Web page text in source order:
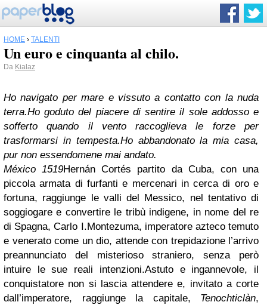
HOME › TALENTI
Un euro e cinquanta al chilo.
Da Kialaz
Ho navigato per mare e vissuto a contatto con la nuda
terra.Ho goduto del piacere di sentire il sole addosso e
sofferto quando il vento raccoglieva le forze per
trasformarsi in tempesta.Ho abbandonato la mia casa,
pur non essendomene mai andato.
México 1519Hernán Cortés partito da Cuba, con una
piccola armata di furfanti e mercenari in cerca di oro e
fortuna, raggiunge le valli del Messico, nel tentativo di
soggiogare e convertire le tribù indigene, in nome del re
di Spagna, Carlo I.Montezuma, imperatore azteco temuto
e venerato come un dio, attende con trepidazione l’arrivo
preannunciato del misterioso straniero, senza però
intuire le sue reali intenzioni.Astuto e ingannevole, il
conquistatore non si lascia attendere e, invitato a corte
dall’imperatore, raggiunge la capitale, Tenochticlàn,